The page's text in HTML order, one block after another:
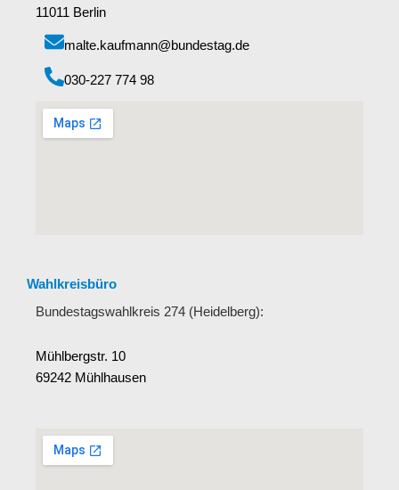
11011 Berlin
malte.kaufmann@bundestag.de
‭030-227 774 98‬
Wahlkreisbüro
Bundestagswahlkreis 274 (Heidelberg):
Mühlbergstr. 10
69242 Mühlhausen